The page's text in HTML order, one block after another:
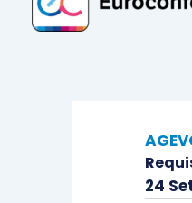
24